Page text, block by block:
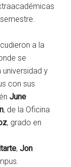
a la
se
y
con sus
June
, de la Oficina
, grado en
,Jon